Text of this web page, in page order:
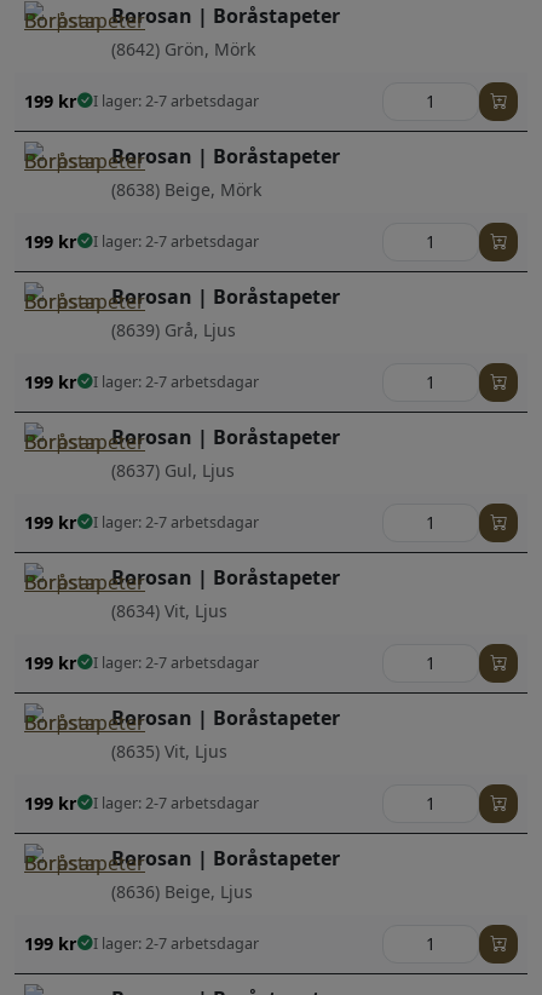
Borosan | Boråstapeter
(8642) Grön, Mörk
199 kr I lager: 2-7 arbetsdagar
Borosan | Boråstapeter
(8638) Beige, Mörk
199 kr I lager: 2-7 arbetsdagar
Borosan | Boråstapeter
(8639) Grå, Ljus
199 kr I lager: 2-7 arbetsdagar
Borosan | Boråstapeter
(8637) Gul, Ljus
199 kr I lager: 2-7 arbetsdagar
Borosan | Boråstapeter
(8634) Vit, Ljus
199 kr I lager: 2-7 arbetsdagar
Borosan | Boråstapeter
(8635) Vit, Ljus
199 kr I lager: 2-7 arbetsdagar
Borosan | Boråstapeter
(8636) Beige, Ljus
199 kr I lager: 2-7 arbetsdagar